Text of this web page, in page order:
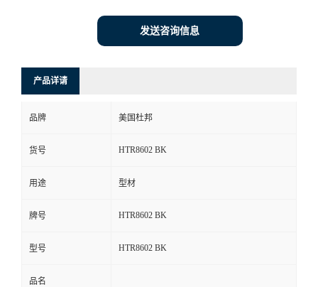
发送咨询信息
产品详请
品牌 美国杜邦
货号 HTR8602 BK
用途 型材
牌号 HTR8602 BK
型号 HTR8602 BK
品名